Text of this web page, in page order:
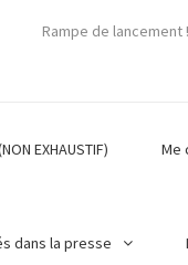
Rampe de
EXHAUSTIF) Me
dans la presse